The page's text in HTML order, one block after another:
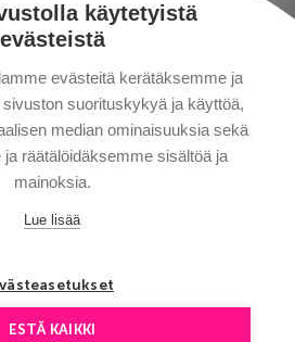
käytetyistä
evästeistä
evästeitä kerätäksemme ja
suorituskykyä ja käyttöä,
median ominaisuuksia sekä
räätälöidäksemme sisältöä ja
mainoksia.
Lue lisää
ESTÄ KAIKKI
ATT VETA
OSS
© Aventours 2026